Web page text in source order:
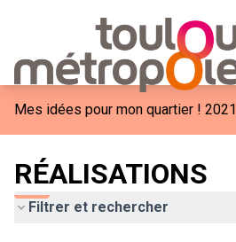
Mes idées pour mon quartier ! 2021
RÉALISATIONS
Filtrer et rechercher